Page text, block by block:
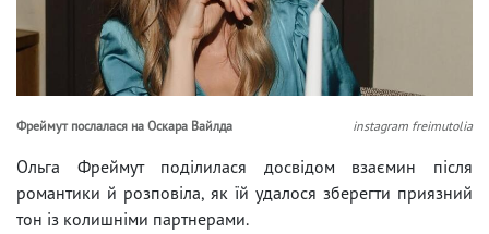
Фреймут послалася на Оскара Вайлда instagram freimutolia
Ольга Фреймут поділилася досвідом взаємин після
романтики й розповіла, як їй удалося зберегти приязний
тон із колишніми партнерами.